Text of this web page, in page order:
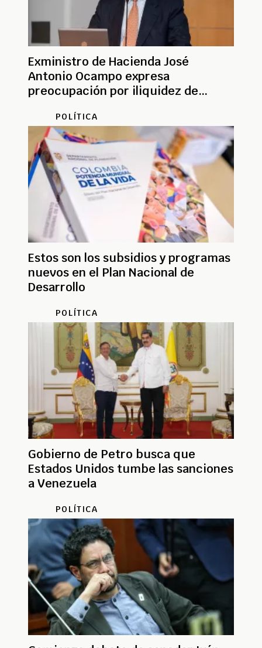
Exministro de Hacienda José
Antonio Ocampo expresa
preocupación por iliquidez de
POLÍTICA
Estos son los subsidios y programas
nuevos en el Plan Nacional de
Desarrollo
POLÍTICA
Gobierno de Petro busca que
Estados Unidos tumbe las sanciones
a Venezuela
POLÍTICA